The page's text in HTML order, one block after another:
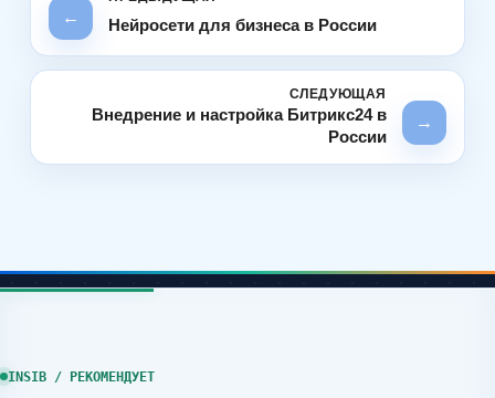
Нейросети для бизнеса в России
←
Внедрение и настройка Битрикс24 в
России
→
INSIB / РЕКОМЕНДУЕТ